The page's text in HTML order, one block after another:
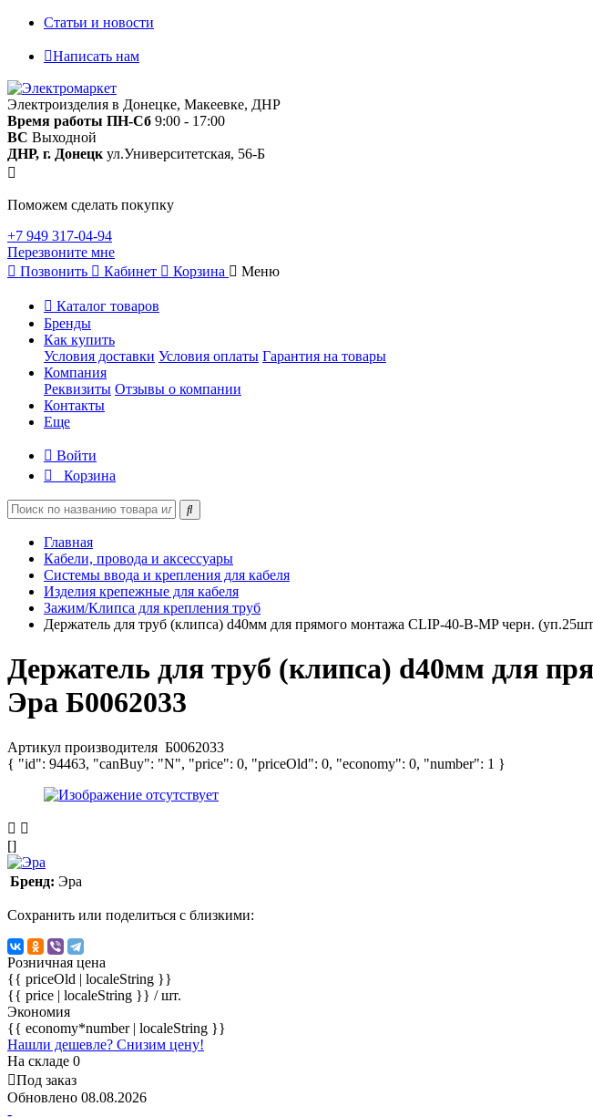
Статьи и новости
Написать нам
Электроизделия в Донецке, Макеевке, ДНР
Время работы ПН-Сб 9:00 - 17:00
ВС Выходной
ДНР, г. Донецк ул.Университетская, 56-Б
Поможем сделать покупку
+7 949 317-04-94
Перезвоните мне
Позвонить
Кабинет Корзина Меню
Каталог товаров
Бренды
Как купить
Условия доставки Условия оплаты Гарантия на товары
Компания
Реквизиты Отзывы о компании
Контакты
Еще
Войти
Корзина
Главная
Кабели, провода и аксессуары
Системы ввода и крепления для кабеля
Изделия крепежные для кабеля
Зажим/Клипса для крепления труб
Держатель для труб (клипса) d40мм для прямого монтажа CLIP-40-B-MP черн.
Держатель для труб (клипса) d40мм для
Эра Б0062033
Артикул производителя Б0062033
{ "id": 94463, "canBuy": "N", "price": 0, "priceOld": 0, "economy": 0, "number": 1 }
[]
Бренд: Эра
Сохранить или поделиться с близкими:
Розничная цена
{{ priceOld | localeString }}
{{ price | localeString }} / шт.
Экономия
{{ economy*number | localeString }}
Нашли дешевле? Снизим цену!
На складе 0
Под заказ
Обновлено 08.08.2026
-